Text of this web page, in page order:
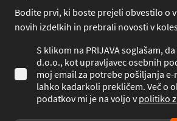
Bodite prvi, ki boste prejeli obvestilo o
novih izdelkih in prebrali novosti v
S klikom na PRIJAVA soglašam,
d.o.o., kot upravljavec osebnih
moj email za potrebe pošiljanja e-
lahko kadarkoli prekličem. Več o
podatkov mi je na voljo vpolitiko